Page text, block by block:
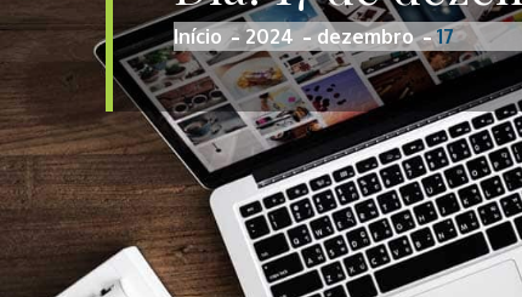
Início 2024 dezembro 17